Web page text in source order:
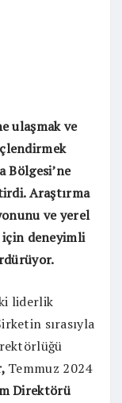
ulaşmak ve
Bölgesi’ne
Araştırma
ve yerel
için deneyimli
liderlik
sırasıyla
Temmuz 2024
Direktörü